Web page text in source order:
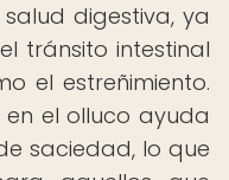
digestiva, ya
tránsito intestinal
el estreñimiento.
el olluco ayuda
saciedad, lo que